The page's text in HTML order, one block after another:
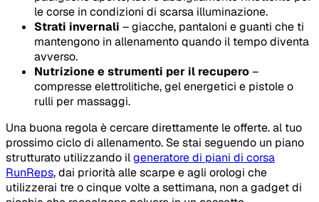
le corse in condizioni di scarsa illuminazione.
Strati invernali – giacche, pantaloni e guanti che ti
mantengono in allenamento quando il tempo diventa
avverso.
Nutrizione e strumenti per il recupero–
compresse elettrolitiche, gel energetici e pistole o
rulli per massaggi.
Una buona regola è cercare direttamente le offerte. al tuo
prossimo ciclo di allenamento. Se stai seguendo un piano
strutturato utilizzando ilgeneratore di piani di corsa
RunReps, dai priorità alle scarpe e agli orologi che
utilizzerai tre o cinque volte a settimana, non a gadget di